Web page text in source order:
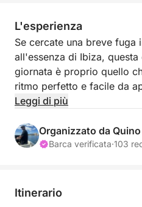
L'esperienza
Se cercate una breve fuga
all'essenza di Ibiza,
giornata è proprio quello
ritmo perfetto e facile da
l'opportunità di allontanarvi
Partendo da Marina
al meglio le poche ore a
Leggi di più
Organizzato da Quino
Barca verificata·103
Itinerario